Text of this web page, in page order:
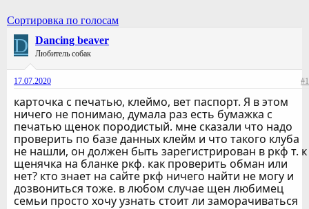
Сортировка по голосам
D Dancing beaver
Любитель собак
17.07.2020 #1
карточка с печатью, клеймо, вет паспорт. Я в этом
ничего не понимаю, думала раз есть бумажка с
печатью щенок породистый. мне сказали что надо
проверить по базе данных клейм и что такого клуба
не нашли, он должен быть зарегистрирован в ркф т. к
щенячка на бланке ркф. как проверить обман или
нет? кто знает на сайте ркф ничего найти не могу и
дозвониться тоже. в любом случае щен любимец
семьи просто хочу узнать стоит ли заморачиваться